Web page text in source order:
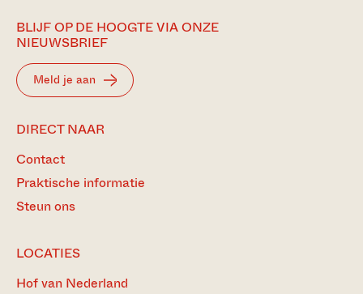
BLIJF OP DE HOOGTE VIA ONZE
NIEUWSBRIEF
Meld je aan
DIRECT NAAR
Contact
Praktische informatie
Steun ons
LOCATIES
Hof van Nederland